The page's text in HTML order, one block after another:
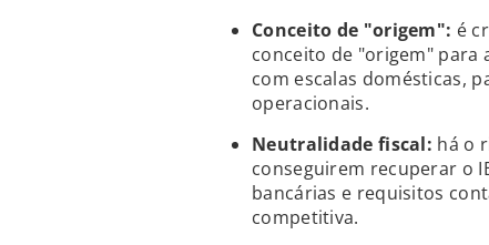
Conceito de "origem": é
conceito de "origem" para
com escalas domésticas,
operacionais.
Neutralidade fiscal: há o
conseguirem recuperar o
bancárias e requisitos
competitiva.